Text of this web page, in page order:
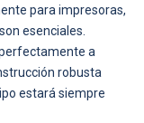
para impresoras,
esenciales.
a
robusta
estará siempre